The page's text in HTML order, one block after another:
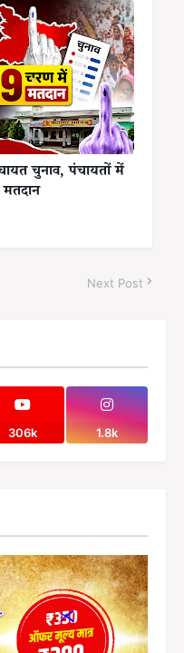
चुनाव, पंचायतों में
Next Post
306k 1.8k